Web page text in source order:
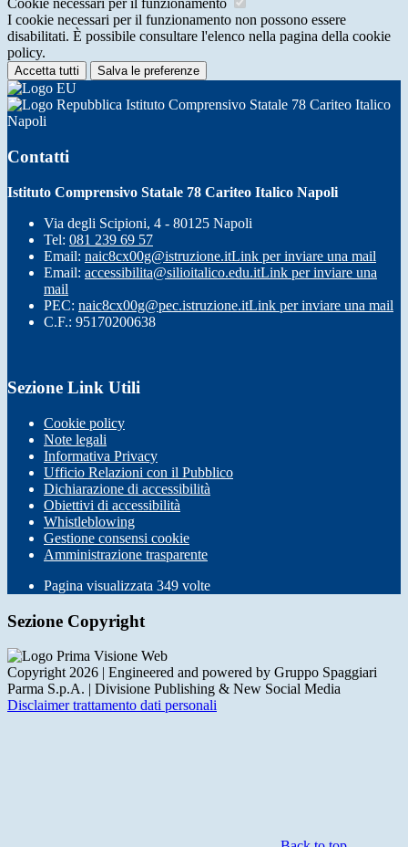
Cookie necessari per il funzionamento
I cookie necessari per il funzionamento non possono essere
disabilitati. È possibile consultare l'elenco nella pagina della cookie
policy.
Accetta tutti Salva le preferenze
Istituto Comprensivo Statale 78 Cariteo Italico
Napoli
Contatti
Istituto Comprensivo Statale 78 Cariteo Italico Napoli
Via degli Scipioni, 4 - 80125 Napoli
Tel: 081 239 69 57
Email: naic8cx00g@istruzione.itLink per inviare una mail
Email: accessibilita@silioitalico.edu.itLink per inviare una
mail
PEC: naic8cx00g@pec.istruzione.itLink per inviare una mail
C.F.: 95170200638
Sezione Link Utili
Cookie policy
Note legali
Informativa Privacy
Ufficio Relazioni con il Pubblico
Dichiarazione di accessibilità
Obiettivi di accessibilità
Whistleblowing
Gestione consensi cookie
Amministrazione trasparente
Pagina visualizzata 349 volte
Sezione Copyright
Copyright 2026 | Engineered and powered by Gruppo Spaggiari
Parma S.p.A. | Divisione Publishing & New Social Media
Disclaimer trattamento dati personali